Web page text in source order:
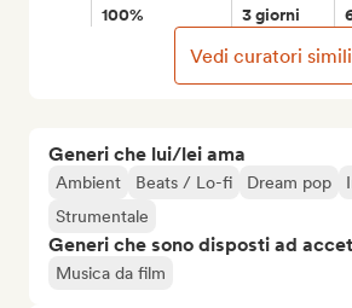
Generi che lui/lei ama
Ambient Beats / Lo-fi Dream pop
Strumentale
Generi che sono disposti ad
Musica da film
100% 3 giorni
Vedi curatori simili